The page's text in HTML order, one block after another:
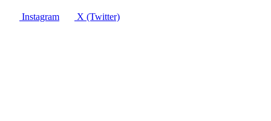
Instagram X (Twitter)